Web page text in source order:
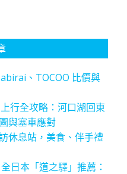
、TOCOO 比價與
行全攻略：河口湖回東
與塞車應對
休息站，美食、伴手禮
日本「道之驛」推薦：